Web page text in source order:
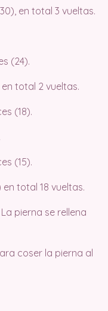
en total 3 vueltas.
(24).
total 2 vueltas.
(18).
(15).
total 18 vueltas.
pierna se rellena
coser la pierna al